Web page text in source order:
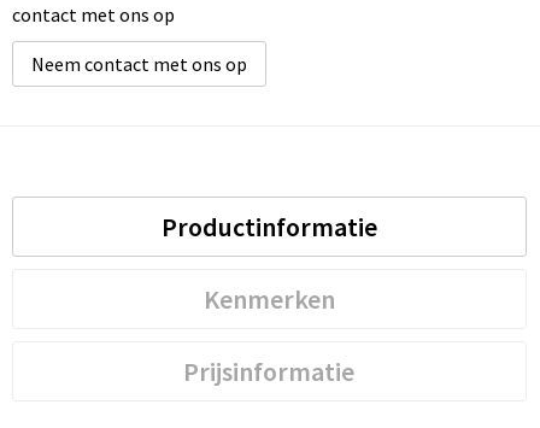
contact met ons op
Neem contact met ons op
Productinformatie
Kenmerken
Prijsinformatie